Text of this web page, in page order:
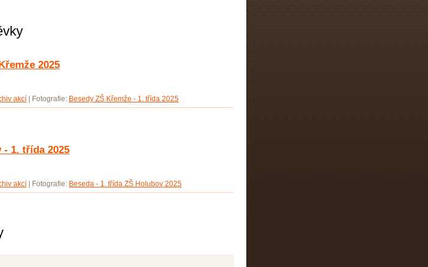
2025
akcí Fotografie: Besedy ZŠ Křemže - 1. třída 2025
- 1. třída 2025
akcí Fotografie: Beseda - 1. třída ZŠ Holubov 2025